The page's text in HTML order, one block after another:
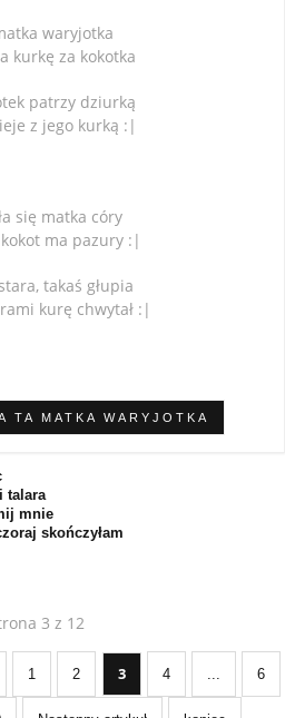
waryjotka
kurkę za kokotka
patrzy dziurką
z jego kurką :|
się matka córy
ma pazury :|
takaś głupia
kurę chwytał :|
TA MATKA WARYJOTKA
talara
mnie
skończyłam
3 z 12
1 2 3 4 6